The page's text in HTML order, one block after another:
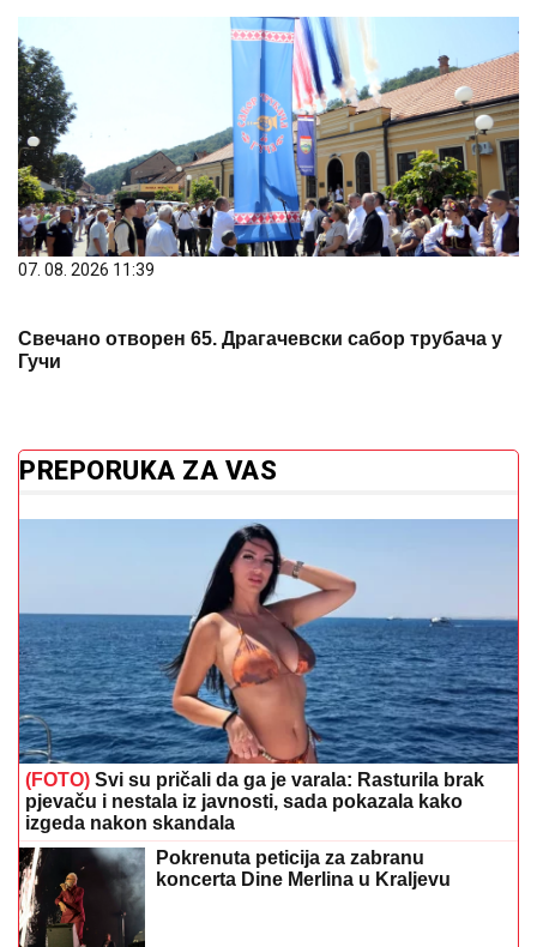
07. 08. 2026 11:39
Свечано отворен 65. Драгачевски сабор трубача у
Гучи
PREPORUKA ZA VAS
(FOTO) Svi su pričali da ga je varala: Rasturila brak
pjevaču i nestala iz javnosti, sada pokazala kako
izgeda nakon skandala
Pokrenuta peticija za zabranu
koncerta Dine Merlina u Kraljevu